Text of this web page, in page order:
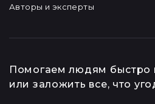
Авторы и эксперты
Помогаем людям быстро
или заложить все, что